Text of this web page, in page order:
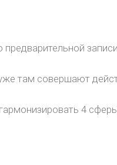
там совершают
4